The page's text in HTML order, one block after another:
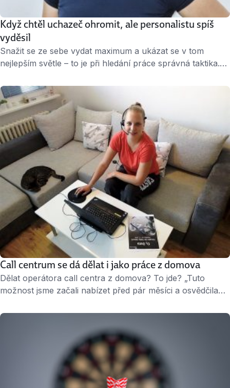
Když chtěl uchazeč ohromit, ale personalistu spíš
vyděsil
Snažit se ze sebe vydat maximum a ukázat se v tom
nejlepším světle – to je při hledání práce správná taktika.
nepochválíme sami, nikdo jiný to za nás neudělá. Jenže
někdy to může působit jako tlačení na pilu. Nebo další
historka z cyklu „Baron Prášil …
Call centrum se dá dělat i jako práce z domova
Dělat operátora call centra z domova? To jde? „Tuto
možnost jsme začali nabízet před pár měsíci a osvědčila
pracovat z domova třeba i každý den, na celý úvazek,
nebo jen občas, prostě jak se jim to hodí,” naznačuje nový
trend Karolina Spránitz Kondrat, HR manažerka
společnosti Comdata. Jak …